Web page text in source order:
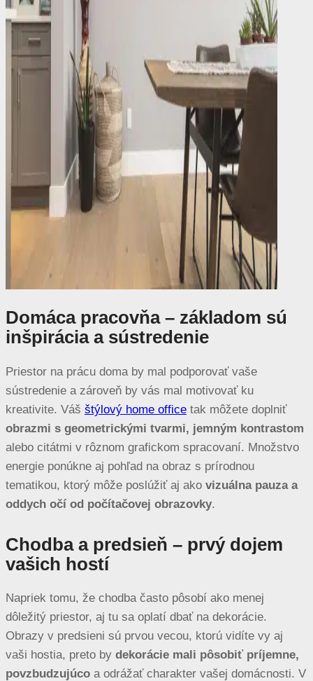
Domáca pracovňa – základom sú
inšpirácia a sústredenie
Priestor na prácu doma by mal podporovať vaše
sústredenie a zároveň by vás mal motivovať ku
kreativite. Váš štýlový home office tak môžete doplniť
obrazmi s geometrickými tvarmi, jemným kontrastom
alebo citátmi v rôznom grafickom spracovaní. Množstvo
energie ponúkne aj pohľad na obraz s prírodnou
tematikou, ktorý môže poslúžiť aj ako vizuálna pauza a
oddych očí od počítačovej obrazovky.
Chodba a predsieň – prvý dojem
vašich hostí
Napriek tomu, že chodba často pôsobí ako menej
dôležitý priestor, aj tu sa oplatí dbať na dekorácie.
Obrazy v predsieni sú prvou vecou, ktorú vidíte vy aj
vaši hostia, preto by dekorácie mali pôsobiť príjemne,
povzbudzujúco a odrážať charakter vašej domácnosti. V